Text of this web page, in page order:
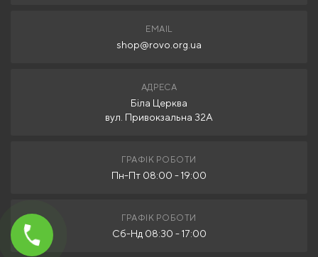
EMAIL
shop@rovo.org.ua
АДРЕСА
Біла Церква
вул. Привокзальна 32А
ГРАФІК РОБОТИ
Пн-Пт 08:00 - 19:00
ГРАФІК РОБОТИ
Сб-Нд 08:30 - 17:00